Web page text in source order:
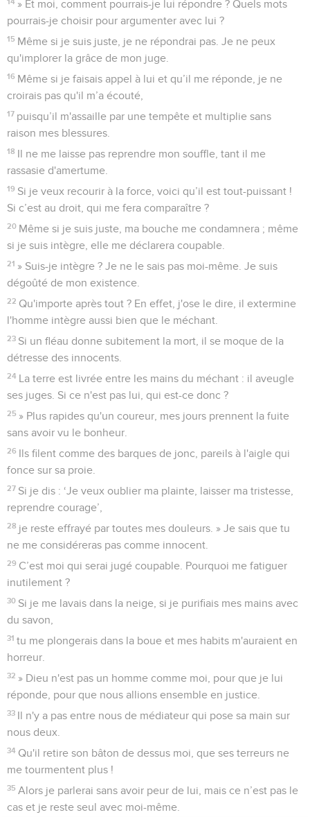
» Et moi, comment pourrais-je lui répondre ? Quels mots
pourrais-je choisir pour argumenter avec lui ?
15 Même si je suis juste, je ne répondrai pas. Je ne peux
qu'implorer la grâce de mon juge.
16 Même si je faisais appel à lui et qu’il me réponde, je ne
croirais pas qu'il m’a écouté,
17 puisqu’il m'assaille par une tempête et multiplie sans
raison mes blessures.
18 Il ne me laisse pas reprendre mon souffle, tant il me
rassasie d'amertume.
19 Si je veux recourir à la force, voici qu’il est tout-puissant !
Si c’est au droit, qui me fera comparaître ?
20 Même si je suis juste, ma bouche me condamnera ; même
si je suis intègre, elle me déclarera coupable.
21 » Suis-je intègre ? Je ne le sais pas moi-même. Je suis
dégoûté de mon existence.
22 Qu'importe après tout ? En effet, j'ose le dire, il extermine
l'homme intègre aussi bien que le méchant.
23 Si un fléau donne subitement la mort, il se moque de la
détresse des innocents.
24 La terre est livrée entre les mains du méchant : il aveugle
ses juges. Si ce n'est pas lui, qui est-ce donc ?
25 » Plus rapides qu'un coureur, mes jours prennent la fuite
sans avoir vu le bonheur.
26 Ils filent comme des barques de jonc, pareils à l'aigle qui
fonce sur sa proie.
27 Si je dis : ‘Je veux oublier ma plainte, laisser ma tristesse,
reprendre courage’,
28 je reste effrayé par toutes mes douleurs. » Je sais que tu
ne me considéreras pas comme innocent.
29 C’est moi qui serai jugé coupable. Pourquoi me fatiguer
inutilement ?
30 Si je me lavais dans la neige, si je purifiais mes mains avec
du savon,
31 tu me plongerais dans la boue et mes habits m'auraient en
horreur.
32 » Dieu n'est pas un homme comme moi, pour que je lui
réponde, pour que nous allions ensemble en justice.
33 Il n'y a pas entre nous de médiateur qui pose sa main sur
nous deux.
34 Qu'il retire son bâton de dessus moi, que ses terreurs ne
me tourmentent plus !
35 Alors je parlerai sans avoir peur de lui, mais ce n’est pas le
cas et je reste seul avec moi-même.